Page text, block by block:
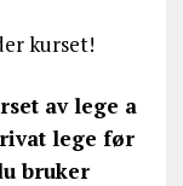
kurset!
av lege a
lege før
bruker